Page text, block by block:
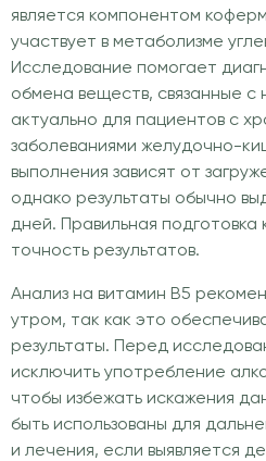
является компонентом
участвует в метаболизме
Исследование помогает
обмена веществ, связанные с
актуально для пациентов с
заболеваниями желудочно-
выполнения зависят от
однако результаты обычно
дней. Правильная
точность результатов.
Анализ на витамин В5
утром, так как это
результаты. Перед
исключить употребление
чтобы избежать искажения
быть использованы для
и лечения, если выявляется